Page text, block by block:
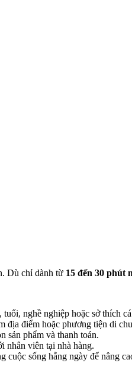
Dù chỉ dành từ 15 đến 30 phút
tuổi, nghề nghiệp hoặc sở thích
địa điểm hoặc phương tiện di
sản phẩm và thanh toán.
nhân viên tại nhà hàng.
cuộc sống hằng ngày để nâng